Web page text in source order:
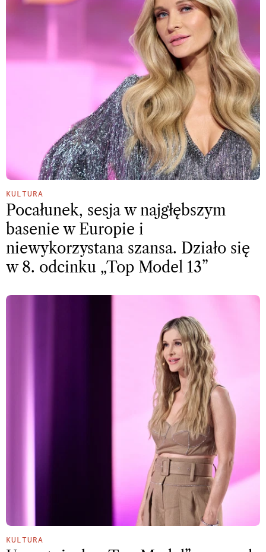
KULTURA
Pocałunek, sesja w najgłębszym
basenie w Europie i
niewykorzystana szansa. Działo się
w 8. odcinku „Top Model 13”
KULTURA